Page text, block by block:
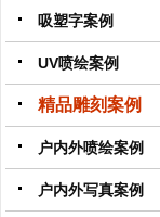
吸塑字案例
UV喷绘案例
精品雕刻案例
户内外喷绘案例
户内外写真案例